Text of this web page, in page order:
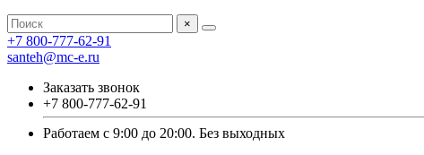
×
+7 800-777-62-91
santeh@mc-e.ru
Заказать звонок
+7 800-777-62-91
Работаем с 9:00 до 20:00. Без выходных